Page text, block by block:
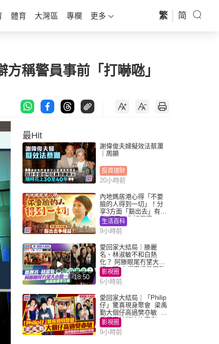
體育 大灣區 專欄 更多 繁 简
稱警員事前「打嚇𠱁」
最Hit
謝偉俊夫婦擬效法蔡瀾
｜周顯
投資理財
20小時前
內地媽居港心得「不要
臉的人得到一切」！分
享3方面「豁出去」有著
數 網民：你好厲害
生活百科
9小時前
18:50
愛回家大結局｜滕麗
名、林淑敏不和白熱
化？ 阿滕眼尾冇望大小
姐一眼 商場直播零互動
影視圈
6小時前
愛回家大結局｜「Philip
仔」驚喜現身聚會 梁禹
勤大個仔高過樊亦敏 超
乖黐實林淑敏許家傑
影視圈
9小時前